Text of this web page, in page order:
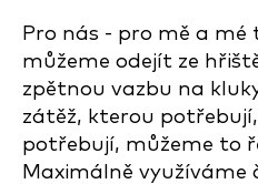
Pro nás - pro mě a
můžeme odejít ze
zpětnou vazbu na
zátěž, kterou
potřebují, můžeme to
Maximálně využíváme